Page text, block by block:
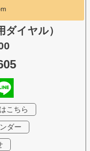
ダイヤル）
こちら
ダー